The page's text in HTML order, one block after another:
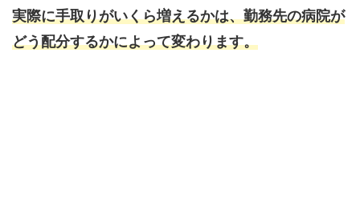
実際に手取りがいくら増えるかは、勤務先の病院が
どう配分するかによって変わります。